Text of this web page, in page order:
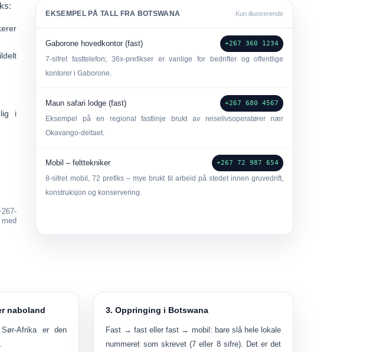
i
EKSEMPEL PÅ TALL FRA BOTSWANA Kun illustrerende
Gaborone hovedkontor (fast) +267 360 1234
7-sifret fasttelefon; 36x-prefikser er vanlige for bedrifter og offentlige
kontorer i Gaborone.
Maun safari lodge (fast) +267 680 4567
Eksempel på en regional fastlinje brukt av reiselivsoperatører nær
Okavango-deltaet.
Mobil – felttekniker +267 72 987 654
8-sifret mobil, 72 prefiks – mye brukt til arbeid på stedet innen gruvedrift,
konstruksjon og konservering.
naboland
Afrika er den
3. Oppringing i Botswana
Fast → fast eller fast → mobil: bare slå hele lokale
nummeret som skrevet (7 eller 8 sifre). Det er det